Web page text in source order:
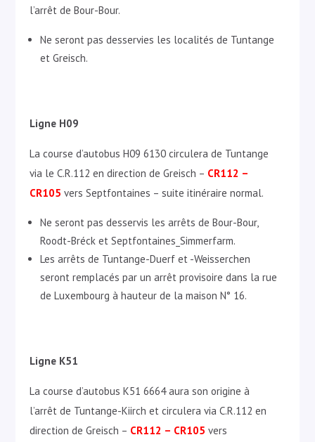
l’arrêt de Bour-Bour.
Ne seront pas desservies les localités de Tuntange
et Greisch.
Ligne H09
La course d’autobus H09 6130 circulera de Tuntange
via le C.R.112 en direction de Greisch – CR112 –
CR105 vers Septfontaines – suite itinéraire normal.
Ne seront pas desservis les arrêts de Bour-Bour,
Roodt-Bréck et Septfontaines_Simmerfarm.
Les arrêts de Tuntange-Duerf et -Weisserchen
seront remplacés par un arrêt provisoire dans la rue
de Luxembourg à hauteur de la maison N° 16.
Ligne K51
La course d’autobus K51 6664 aura son origine à
l’arrêt de Tuntange-Kiirch et circulera via C.R.112 en
direction de Greisch – CR112 – CR105 vers